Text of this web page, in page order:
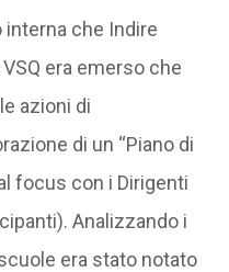
interna che Indire
era emerso che
azioni di
di un “Piano di
focus con i Dirigenti
Analizzando i
era stato notato